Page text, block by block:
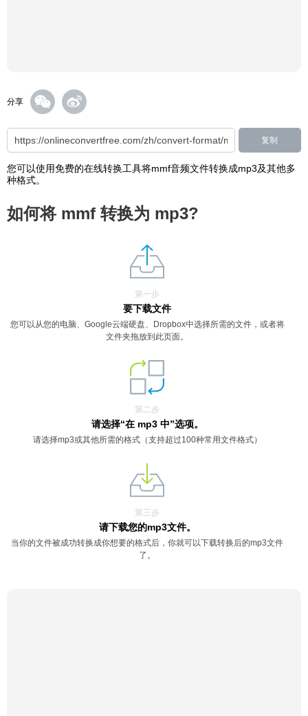
分享
复制
您可以使用免费的在线转换工具将mmf音频文件转换成mp3及其他多
种格式。
如何将 mmf 转换为 mp3?
第一步
要下载文件
您可以从您的电脑、Google云端硬盘、Dropbox中选择所需的文件，或者将
文件夹拖放到此页面。
第二步
请选择“在 mp3 中”选项。
请选择mp3或其他所需的格式（支持超过100种常用文件格式）
第三步
请下载您的mp3文件。
当你的文件被成功转换成你想要的格式后，你就可以下载转换后的mp3文件
了。